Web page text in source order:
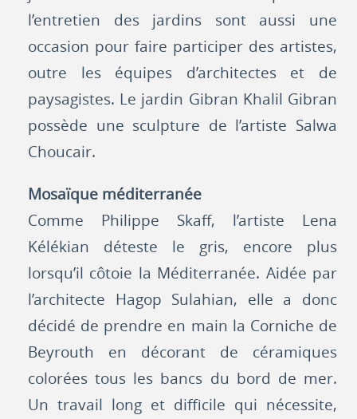
l’entretien des jardins sont aussi une
occasion pour faire participer des artistes,
outre les équipes d’architectes et de
paysagistes. Le jardin Gibran Khalil Gibran
possède une sculpture de l’artiste Salwa
Choucair.
Mosaïque méditerranée
Comme Philippe Skaff, l’artiste Lena
Kélékian déteste le gris, encore plus
lorsqu’il côtoie la Méditerranée. Aidée par
l’architecte Hagop Sulahian, elle a donc
décidé de prendre en main la Corniche de
Beyrouth en décorant de céramiques
colorées tous les bancs du bord de mer.
Un travail long et difficile qui nécessite,